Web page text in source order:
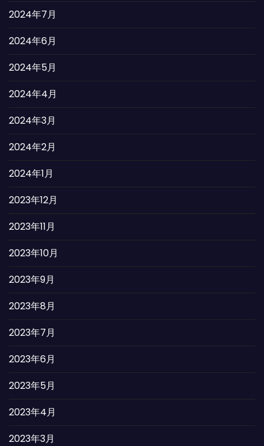
2024年7月
2024年6月
2024年5月
2024年4月
2024年3月
2024年2月
2024年1月
2023年12月
2023年11月
2023年10月
2023年9月
2023年8月
2023年7月
2023年6月
2023年5月
2023年4月
2023年3月